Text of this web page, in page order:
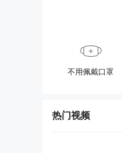
不用佩戴口罩
热门视频